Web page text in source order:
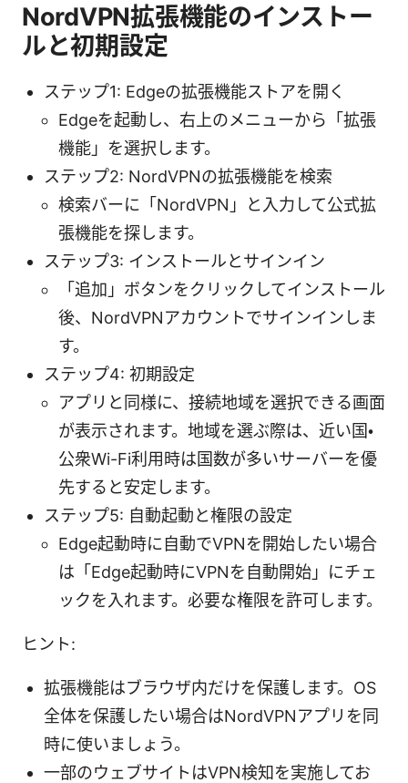
NordVPN拡張機能のインストー
ルと初期設定
ステップ1: Edgeの拡張機能ストアを開く
Edgeを起動し、右上のメニューから「拡張
機能」を選択します。
ステップ2: NordVPNの拡張機能を検索
検索バーに「NordVPN」と入力して公式拡
張機能を探します。
ステップ3: インストールとサインイン
「追加」ボタンをクリックしてインストール
後、NordVPNアカウントでサインインしま
す。
ステップ4: 初期設定
アプリと同様に、接続地域を選択できる画面
が表示されます。地域を選ぶ際は、近い国・
公衆Wi-Fi利用時は国数が多いサーバーを優
先すると安定します。
ステップ5: 自動起動と権限の設定
Edge起動時に自動でVPNを開始したい場合
は「Edge起動時にVPNを自動開始」にチェ
ックを入れます。必要な権限を許可します。
ヒント:
拡張機能はブラウザ内だけを保護します。OS
全体を保護したい場合はNordVPNアプリを同
時に使いましょう。
一部のウェブサイトはVPN検知を実施してお